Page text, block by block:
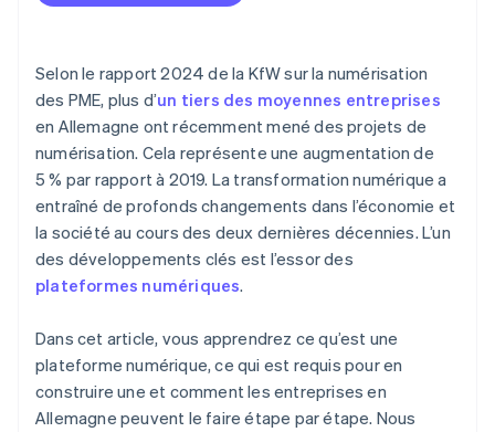
Clarifier les responsabilités internes
Tester la plateforme
Promouvoir et lancer la plateforme
Selon le rapport 2024 de la KfW sur la numérisation
des PME, plus d’un tiers des moyennes entreprises
en Allemagne ont récemment mené des projets de
numérisation. Cela représente une augmentation de
5 % par rapport à 2019. La transformation numérique a
entraîné de profonds changements dans l’économie et
la société au cours des deux dernières décennies. L’un
des développements clés est l’essor des
plateformes numériques.
Dans cet article, vous apprendrez ce qu’est une
plateforme numérique, ce qui est requis pour en
construire une et comment les entreprises en
Allemagne peuvent le faire étape par étape. Nous